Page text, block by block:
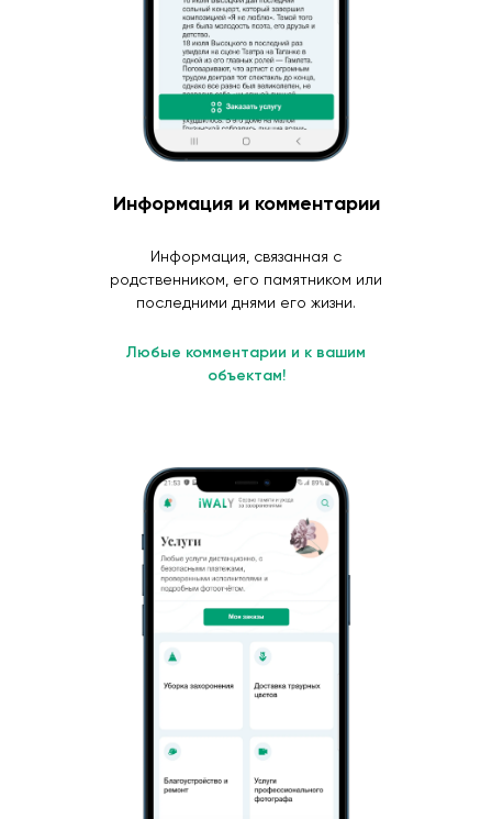
Информация и комментарии
Информация, связанная с
родственником, его памятником или
последними днями его жизни.
Любые комментарии и к вашим
объектам!